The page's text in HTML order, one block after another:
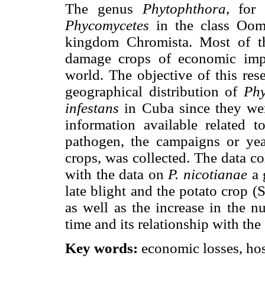
The genus Phytophthora, for
Phycomycetes in the class
kingdom Chromista. Most of
damage crops of economic
world. The objective of this
geographical distribution of
infestans in Cuba since they
information available related
pathogen, the campaigns or
crops, was collected. The data
with the data on P. nicotianaea
late blight and the potato crop
as well as the increase in the
time and its relationship with
Key words: economic losses,